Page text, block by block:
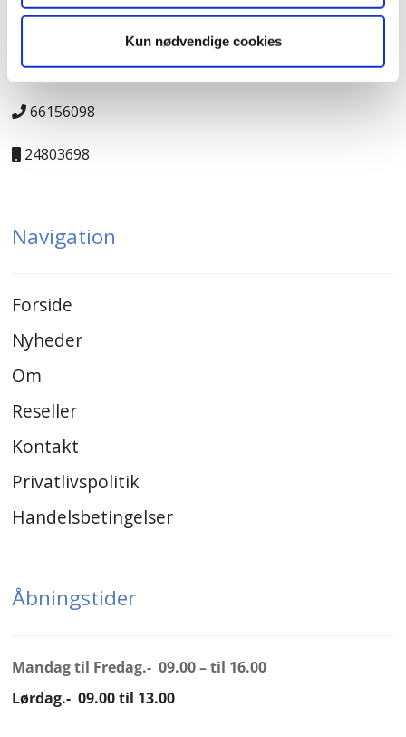
Kun nødvendige cookies
JK-Genbrugscenter
salg@jk-genbrugscenter.dk
66156098
24803698
Navigation
Forside
Nyheder
Om
Reseller
Kontakt
Privatlivspolitik
Handelsbetingelser
Åbningstider
Mandag til Fredag.- 09.00 – til 16.00
Lørdag.- 09.00 til 13.00